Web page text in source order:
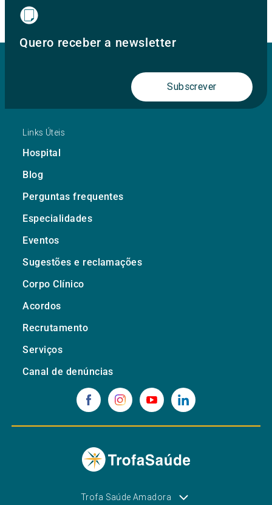
Quero receber a newsletter
Subscrever
Links Úteis
Hospital
Blog
Perguntas frequentes
Especialidades
Eventos
Sugestões e reclamações
Corpo Clínico
Acordos
Recrutamento
Serviços
Canal de denúncias
Trofa Saúde Amadora